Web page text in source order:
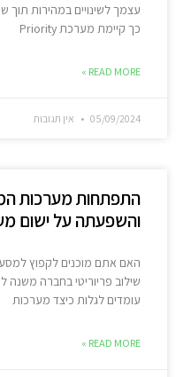
עצמך לשינויים במהירות תוך
כך קיימת מערכת Priority
READ MORE »
05/09/2024 אין תגובות
התפתחות מערכות
והשפעתה על ישום
שילוב פריוריטי בחברה משנה
עומדים לגלות כיצד מערכות
READ MORE »